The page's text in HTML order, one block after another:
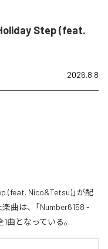
Step (feat.
2026.8.8
(feat. Nico&Tetsu)」が配
曲は、「Number6158 -
曲となっている。